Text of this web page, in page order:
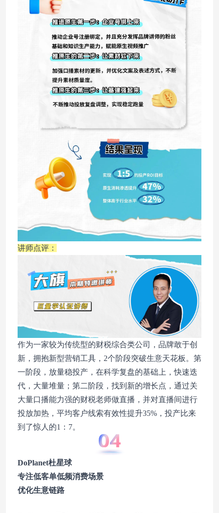
讲师点评：
作为一家较为传统型的财税综合类公司，品牌敢于创
新，拥抱新型营销工具，2个阶段突破生意天花板。第
一阶段，放量稳投产，在科学复盘的基础上，快速迭
代，大量堆量；第二阶段，找到新的增长点，通过关
大量口播能力强的财税老师做直播，并对直播间进行
投放加热，平均客户线索有效性提升35%，投产比来
到了惊人的1：7。
DoPlanet杜星球
专注低客单低频消费场景
优化生意链路